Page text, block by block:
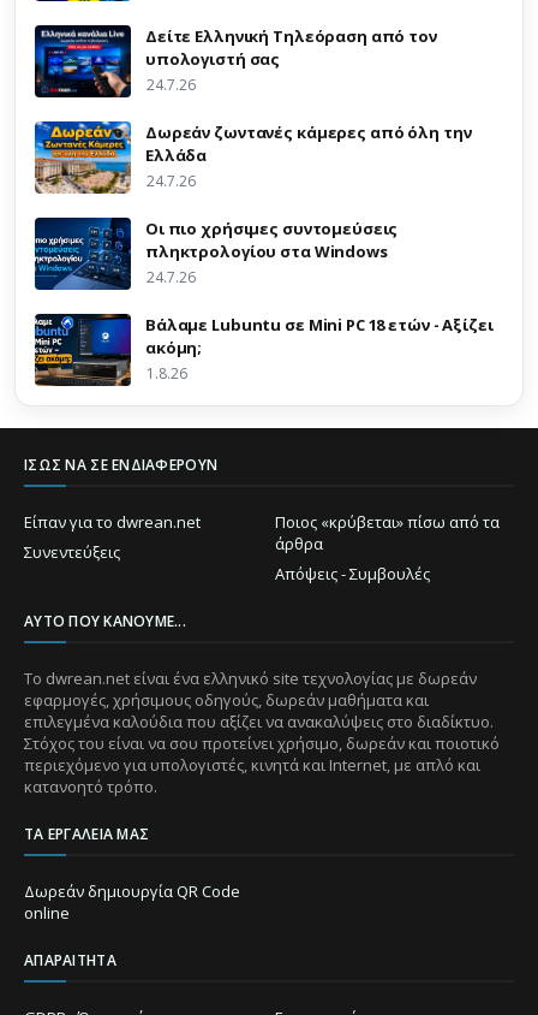
Δείτε Ελληνική Τηλεόραση από τον
υπολογιστή σας
24.7.26
Δωρεάν ζωντανές κάμερες από όλη την
Ελλάδα
24.7.26
Οι πιο χρήσιμες συντομεύσεις
πληκτρολογίου στα Windows
24.7.26
Βάλαμε Lubuntu σε Mini PC 18 ετών - Αξίζει
ακόμη;
1.8.26
ΊΣΩΣ ΝΑ ΣΕ ΕΝΔΙΑΦΈΡΟΥΝ
Είπαν για το dwrean.net
Ποιος «κρύβεται» πίσω από τα
άρθρα
Συνεντεύξεις
Απόψεις - Συμβουλές
ΑΥΤΌ ΠΟΥ ΚΆΝΟΥΜΕ...
Το dwrean.net είναι ένα ελληνικό site τεχνολογίας με δωρεάν
εφαρμογές, χρήσιμους οδηγούς, δωρεάν μαθήματα και
επιλεγμένα καλούδια που αξίζει να ανακαλύψεις στο διαδίκτυο.
Στόχος του είναι να σου προτείνει χρήσιμο, δωρεάν και ποιοτικό
περιεχόμενο για υπολογιστές, κινητά και Internet, με απλό και
κατανοητό τρόπο.
ΤΑ ΕΡΓΑΛΕΊΑ ΜΑΣ
Δωρεάν δημιουργία QR Code
online
ΑΠΑΡΑΊΤΗΤΑ